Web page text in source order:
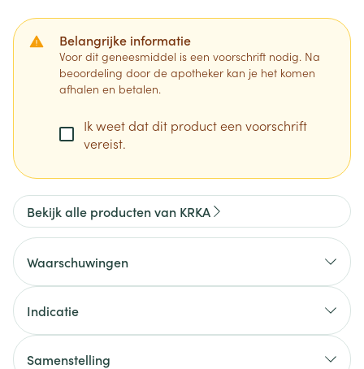
Belangrijke informatie
Voor dit geneesmiddel is een voorschrift nodig. Na
beoordeling door de apotheker kan je het komen
afhalen en betalen.
Ik weet dat dit product een voorschrift
vereist.
Bekijk alle producten van KRKA
Waarschuwingen
Indicatie
Samenstelling